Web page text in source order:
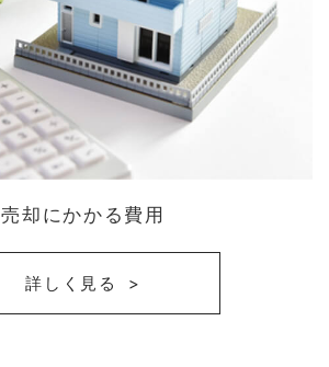
売却にかかる費用
詳しく見る